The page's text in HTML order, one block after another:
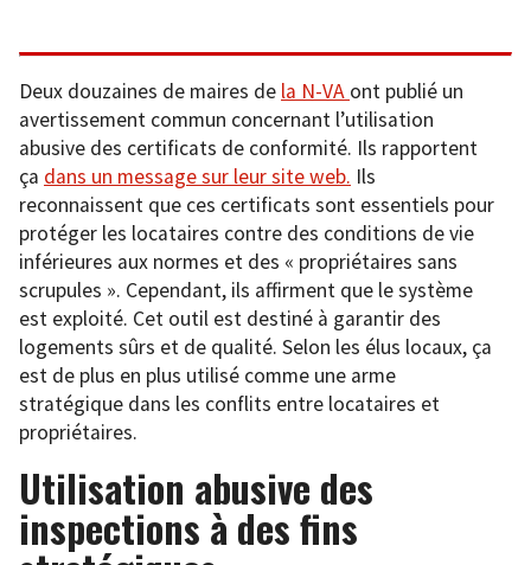
Deux douzaines de maires de la N-VA ont publié un
avertissement commun concernant l’utilisation
abusive des certificats de conformité. Ils rapportent
ça dans un message sur leur site web. Ils
reconnaissent que ces certificats sont essentiels pour
protéger les locataires contre des conditions de vie
inférieures aux normes et des « propriétaires sans
scrupules ». Cependant, ils affirment que le système
est exploité. Cet outil est destiné à garantir des
logements sûrs et de qualité. Selon les élus locaux, ça
est de plus en plus utilisé comme une arme
stratégique dans les conflits entre locataires et
propriétaires.
Utilisation abusive des
inspections à des fins